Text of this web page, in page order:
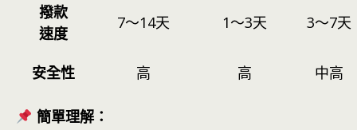
撥款
速度
7～14天 1～3天 3～7天
安全性 高 高 中高
簡單理解：